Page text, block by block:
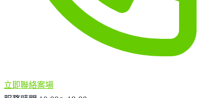
立即聯絡案場